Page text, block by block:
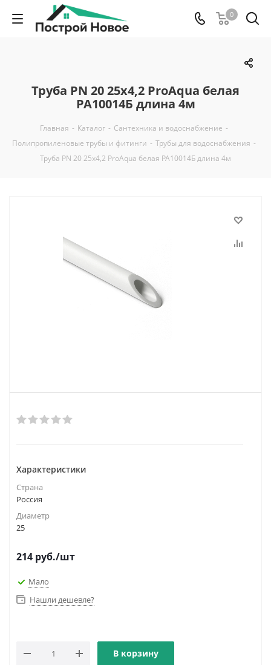
0
Труба PN 20 25x4,2 ProAqua белая
PA10014Б длина 4м
Главная - Каталог - Сантехника и водоснабжение -
Полипропиленовые трубы и фитинги - Трубы для водоснабжения -
Труба PN 20 25x4,2 ProAqua белая PA10014Б длина 4м
Характеристики
Страна
Россия
Диаметр
25
214 руб./шт
Мало
Нашли дешевле?
В корзину